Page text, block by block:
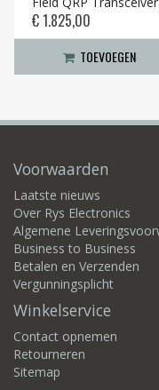
€ 1.825,00
TOEVOEGEN
Voorwaarden
Laatste nieuws
Over Rys Electronics
Algemene
Business to Business
Betalen en Verzenden
Vergunningsplicht
Winkelservice
Contact opnemen
Retourneren
Sitemap